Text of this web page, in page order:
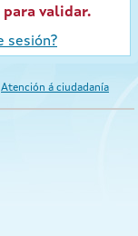
validar.
sesión?
Atención á ciudadanía